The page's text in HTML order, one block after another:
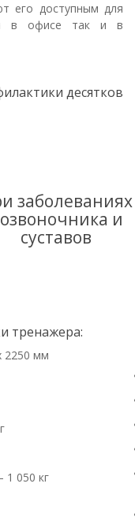
его доступным для
в офисе так и в
десятков
заболеваниях
и
суставов
тренажера:
2250 мм
1 050 кг